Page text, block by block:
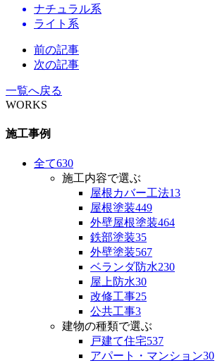
ナチュラル系
ライト系
前の記事
次の記事
一覧へ戻る
WORKS
施工事例
全て630
施工内容で選ぶ
屋根カバー工法13
屋根塗装449
外壁屋根塗装464
鉄部塗装35
外壁塗装567
ベランダ防水230
屋上防水30
改修工事25
公共工事3
建物の種類で選ぶ
戸建て住宅537
アパート・マンション30